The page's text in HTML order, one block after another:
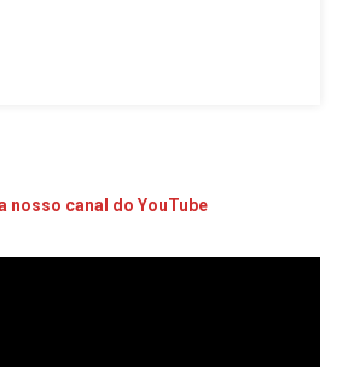
nosso canal do YouTube